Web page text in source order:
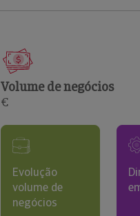
Volume de negócios
€
Evolução
volume de
negócios